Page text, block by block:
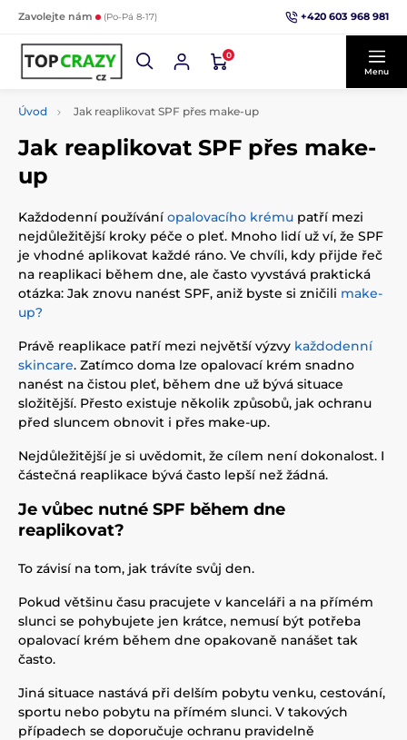
Zavolejte nám (Po-Pá 8-17) +420 603 968 981
0
Menu
Úvod Jak reaplikovat SPF přes make-up
Jak reaplikovat SPF přes make-
up
Každodenní používáníopalovacího krému patří mezi
nejdůležitější kroky péče o pleť. Mnoho lidí už ví, že SPF
je vhodné aplikovat každé ráno. Ve chvíli, kdy přijde řeč
na reaplikaci během dne, ale často vyvstává praktická
otázka: Jak znovu nanést SPF, aniž byste si zničili make-
up?
Právě reaplikace patří mezi největší výzvy každodenní
skincare. Zatímco doma lze opalovací krém snadno
nanést na čistou pleť, během dne už bývá situace
složitější. Přesto existuje několik způsobů, jak ochranu
před sluncem obnovit i přes make-up.
Nejdůležitější je si uvědomit, že cílem není dokonalost. I
částečná reaplikace bývá často lepší než žádná.
Je vůbec nutné SPF během dne
reaplikovat?
To závisí na tom, jak trávíte svůj den.
Pokud většinu času pracujete v kanceláři a na přímém
slunci se pohybujete jen krátce, nemusí být potřeba
opalovací krém během dne opakovaně nanášet tak
často.
Jiná situace nastává při delším pobytu venku, cestování,
sportu nebo pobytu na přímém slunci. V takových
případech se doporučuje ochranu pravidelně